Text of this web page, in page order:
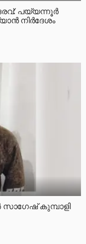
പയ്യന്നൂർ
നിർദേശം
കുമ്പാളി